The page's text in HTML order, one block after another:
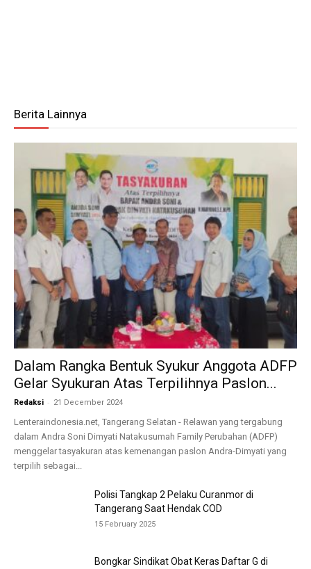
Berita Lainnya
Dalam Rangka Bentuk Syukur Anggota ADFP
Gelar Syukuran Atas Terpilihnya Paslon...
Redaksi - 21 December 2024
Lenteraindonesia.net, Tangerang Selatan - Relawan yang tergabung
dalam Andra Soni Dimyati Natakusumah Family Perubahan (ADFP)
menggelar tasyakuran atas kemenangan paslon Andra-Dimyati yang
terpilih sebagai...
Polisi Tangkap 2 Pelaku Curanmor di
Tangerang Saat Hendak COD
15 February 2025
Bongkar Sindikat Obat Keras Daftar G di